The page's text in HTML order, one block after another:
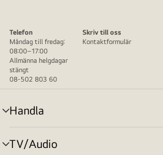
Telefon
Måndag till fredag:
08:00–17:00
Allmänna helgdagar
stängt
08-502 803 60
Skriv till oss
Kontaktformulär
Handla
menyväxling
TV/Audio
menyväxling